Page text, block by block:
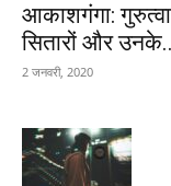
आकाशगंगा:
सितारों और
2 जनवरी, 2020